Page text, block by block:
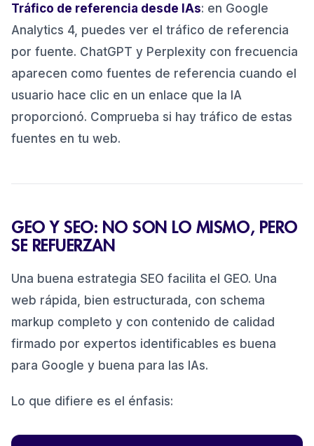
Tráfico de referencia desde IAs: en Google
Analytics 4, puedes ver el tráfico de referencia
por fuente. ChatGPT y Perplexity con frecuencia
aparecen como fuentes de referencia cuando el
usuario hace clic en un enlace que la IA
proporcionó. Comprueba si hay tráfico de estas
fuentes en tu web.
GEO Y SEO: NO SON LO MISMO, PERO
SE REFUERZAN
Una buena estrategia SEO facilita el GEO. Una
web rápida, bien estructurada, con schema
markup completo y con contenido de calidad
firmado por expertos identificables es buena
para Google y buena para las IAs.
Lo que difiere es el énfasis: